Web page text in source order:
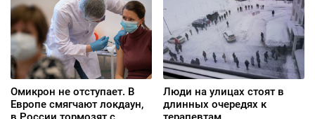
Омикрон не отступает. В
Европе смягчают локдаун,
Люди на улицах стоят в
длинных очередях к